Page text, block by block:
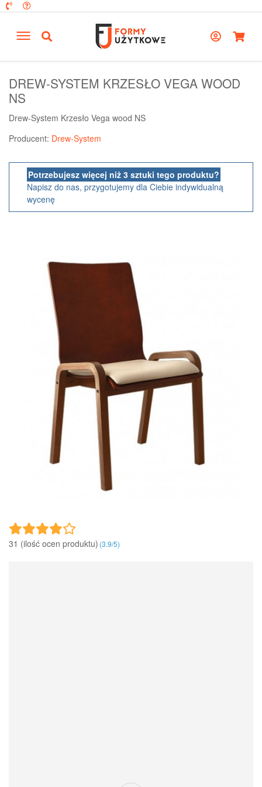
DREW-SYSTEM KRZESŁO VEGA WOOD
NS
Drew-System Krzesło Vega wood NS
Producent: Drew-System
Potrzebujesz więcej niż 3 sztuki tego produktu?
Napisz do nas, przygotujemy dla Ciebie indywidualną
wycenę
31 (ilość ocen produktu)‎(3.9/5)